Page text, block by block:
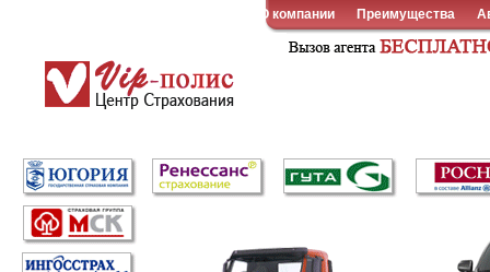
О компании Преимущества